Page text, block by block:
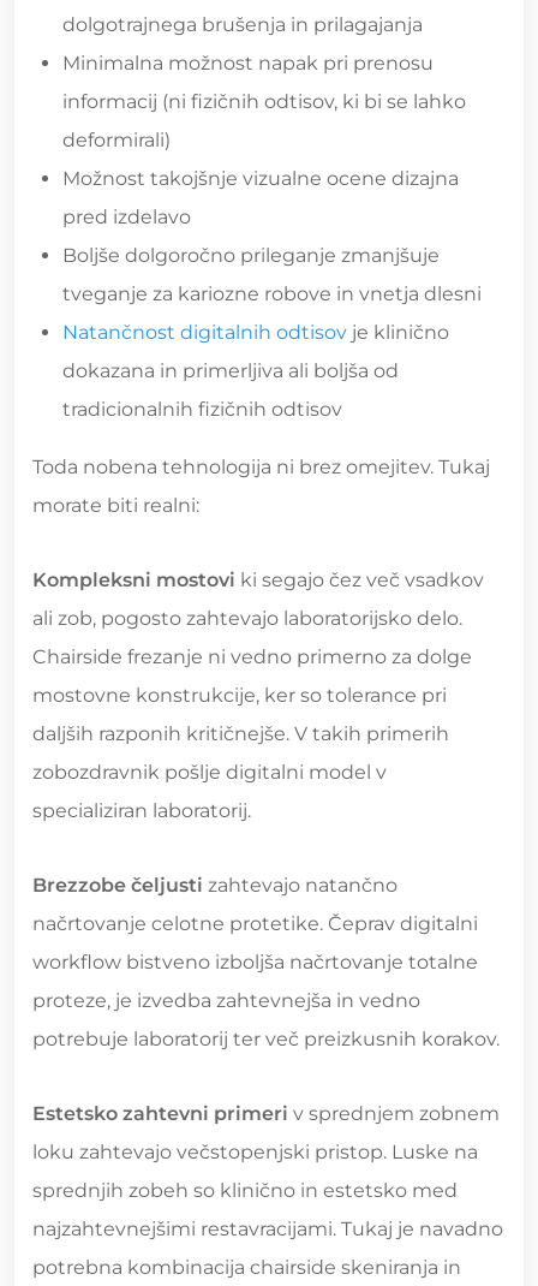
dolgotrajnega brušenja in prilagajanja
Minimalna možnost napak pri prenosu
informacij (ni fizičnih odtisov, ki bi se lahko
deformirali)
Možnost takojšnje vizualne ocene dizajna
pred izdelavo
Boljše dolgoročno prileganje zmanjšuje
tveganje za kariozne robove in vnetja dlesni
Natančnost digitalnih odtisov je klinično
dokazana in primerljiva ali boljša od
tradicionalnih fizičnih odtisov
Toda nobena tehnologija ni brez omejitev. Tukaj
morate biti realni:
Kompleksni mostovi ki segajo čez več vsadkov
ali zob, pogosto zahtevajo laboratorijsko delo.
Chairside frezanje ni vedno primerno za dolge
mostovne konstrukcije, ker so tolerance pri
daljših razponih kritičnejše. V takih primerih
zobozdravnik pošlje digitalni model v
specializiran laboratorij.
Brezzobe čeljusti zahtevajo natančno
načrtovanje celotne protetike. Čeprav digitalni
workflow bistveno izboljša načrtovanje totalne
proteze, je izvedba zahtevnejša in vedno
potrebuje laboratorij ter več preizkusnih korakov.
Estetsko zahtevni primeri v sprednjem zobnem
loku zahtevajo večstopenjski pristop. Luske na
sprednjih zobeh so klinično in estetsko med
najzahtevnejšimi restavracijami. Tukaj je navadno
potrebna kombinacija chairside skeniranja in